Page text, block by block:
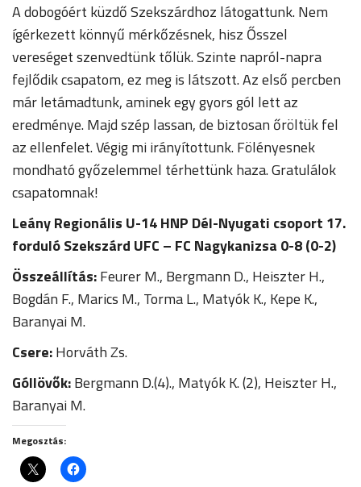
A dobogóért küzdő Szekszárdhoz látogattunk. Nem
ígérkezett könnyű mérkőzésnek, hisz Ősszel
vereséget szenvedtünk tőlük. Szinte napról-napra
fejlődik csapatom, ez meg is látszott. Az első percben
már letámadtunk, aminek egy gyors gól lett az
eredménye. Majd szép lassan, de biztosan őröltük fel
az ellenfelet. Végig mi irányítottunk. Fölényesnek
mondható győzelemmel térhettünk haza. Gratulálok
csapatomnak!
Leány Regionális U-14 HNP Dél-Nyugati csoport 17.
forduló Szekszárd UFC – FC Nagykanizsa 0-8 (0-2)
Összeállítás:Feurer M., Bergmann D., Heiszter H.,
Bogdán F., Marics M., Torma L., Matyók K., Kepe K.,
Baranyai M.
Csere:Horváth Zs.
Góllövők:Bergmann D.(4)., Matyók K. (2), Heiszter H.,
Baranyai M.
Megosztás: